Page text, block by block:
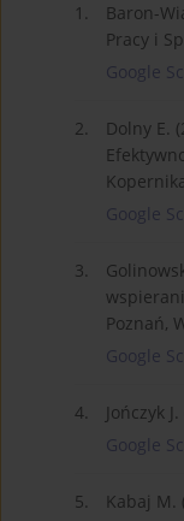
1.
Baron-
Pracy i
Google
2.
Dolny E.
Google
3.
Poznań,
Google
4.
Jończyk
Google
5.
Kabaj M.